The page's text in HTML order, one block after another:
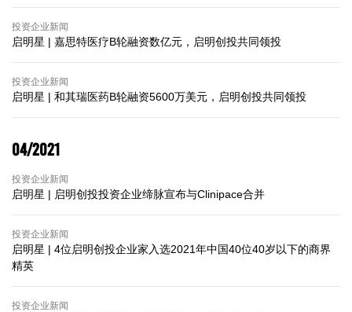
投资企业新闻
启明星 | ​嘉思特医疗B轮融资数亿元，启明创投共同领投
投资企业新闻
启明星 | ​和其瑞医药B轮融资5600万美元，启明创投共同领投
04/2021
投资企业新闻
启明星 | ​启明创投投资企业缔脉宣布与Clinipace合并
投资企业新闻
启明星 | ​4位启明创投企业家入选2021年中国40位40岁以下的商界
精英
投资企业新闻